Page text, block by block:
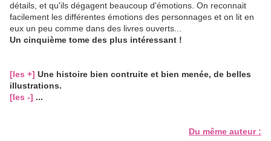
détails, et qu'ils dégagent beaucoup d'émotions. On reconnait
facilement les différentes émotions des personnages et on lit en
eux un peu comme dans des livres ouverts...
Un cinquième tome des plus intéressant !
[les +] Une histoire bien contruite et bien menée, de belles
illustrations.
[les -] ...
Du même auteur :